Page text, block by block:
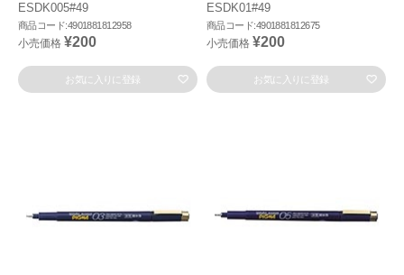
ESDK005#49
商品コード:4901881812958
小売価格 ¥200
お気に入りに登録
ESDK01#49
商品コード:4901881812675
小売価格 ¥200
お気に入りに登録